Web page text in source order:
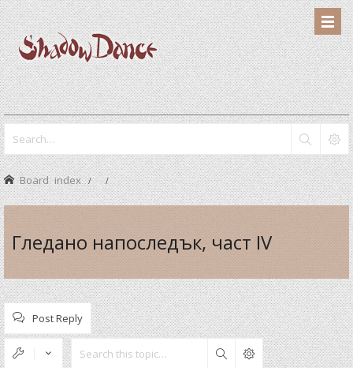
Board index
Гледано напоследък, част IV
Post Reply
Search